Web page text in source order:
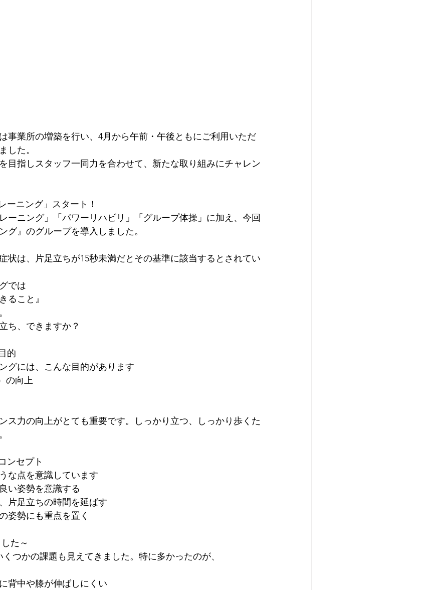
事業所の増築を行い、4月から午前・午後ともにご利用いただ
した。
目指しスタッフ一同力を合わせて、新たな取り組みにチャレン
ーニング」スタート！
ーニング」「パワーリハビリ」「グループ体操」に加え、今回
グ』のグループを導入しました。
状は、片足立ちが15秒未満だとその基準に該当するとされてい
では
ること』
ち、できますか？
的
グには、こんな目的があります
の向上
ス力の向上がとても重要です。しっかり立つ、しっかり歩くた
ンセプト
な点を意識しています
い姿勢を意識する
片足立ちの時間を延ばす
姿勢にも重点を置く
た～
つかの課題も見えてきました。特に多かったのが、
背中や膝が伸ばしにくい